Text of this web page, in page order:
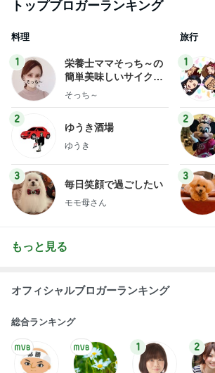
トップブロガーランキング
料理
1
栄養士ママそっち～の
簡単美味しいサイクル
献立
そっち～
2
ゆうき酒場
ゆうき
3
毎日笑顔で過ごしたい
モモ母さん
旅行
1
2
3
もっと見る
オフィシャルブロガーランキング
総合ランキング
1 2